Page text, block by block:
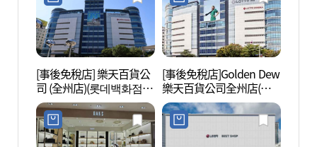
[事後免稅店] 樂天百貨公
司 (全州店)(롯데백화점
전주점)
[事後免稅店]Golden Dew
樂天百貨公司全州店(골
든듀 롯데백화점 전주점)